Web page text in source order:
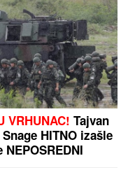
VRHUNAC! Tajvan
HITNO izašle